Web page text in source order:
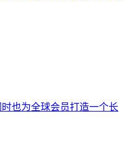
也为全球会员打造一个长